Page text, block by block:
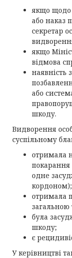
якщо щодо
або наказ
секретар
якщо
відмова
наявність
або
шкоду.
Видворення
суспільному
отримала
покарання
одне
кордоном);
отримала
загальною
була
шкоду;
є
У керівництві